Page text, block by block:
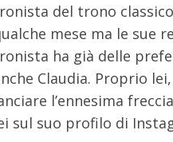
del trono
mese ma le sue
ha già delle
Claudia. Proprio
l’ennesima
sul suo profilo di